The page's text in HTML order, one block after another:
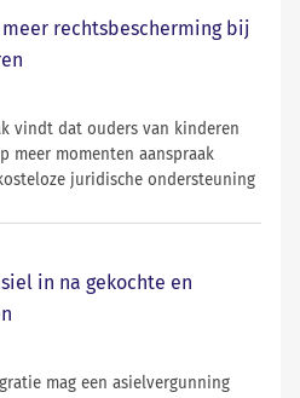
rechtsbescherming bij
vindt dat ouders van kinderen
meer momenten aanspraak
juridische ondersteuning
in na gekochte en
mag een asielvergunning